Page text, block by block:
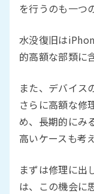
を行うのも一つ
水没復旧は
的高額な部類に
また、デバイス
さらに高額な修
め、長期的にみ
高いケースも考
まずは修理に出
は、この機会に